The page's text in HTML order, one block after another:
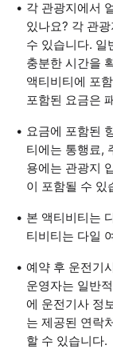
각 관광지에서
있나요? 각 관
수 있습니다. 일
충분한 시간을
액티비티에 포
포함된 요금은
요금에 포함된
티에는 통행료,
용에는 관광지
이 포함될 수 있
본 액티비티는
티비티는 다일
예약 후 운전기
운영자는 일반
에 운전기사 정
는 제공된 연락
할 수 있습니다.